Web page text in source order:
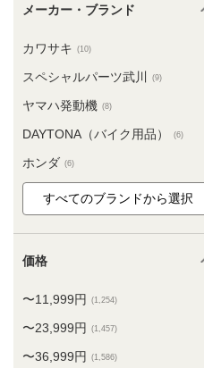
メーカー・ブランド
カワサキ (10)
スペシャルパーツ武川 (9)
ヤマハ発動機 (8)
DAYTONA（バイク用品） (6)
ホンダ (6)
価格
〜11,999円 (1,254)
〜23,999円 (1,457)
〜36,999円 (1,586)